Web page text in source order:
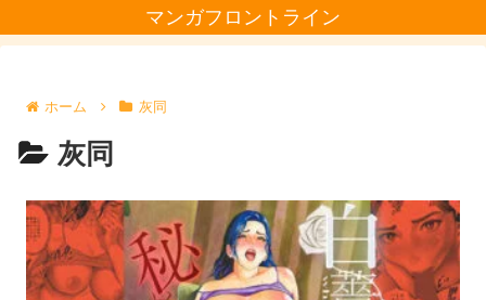
マンガフロントライン
ホーム 灰同
灰同